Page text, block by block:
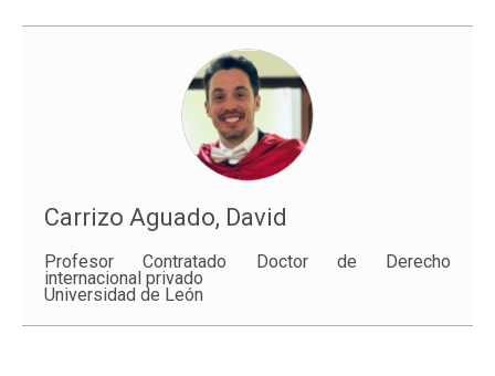
Carrizo Aguado, David
Profesor Contratado Doctor de Derecho
internacional privado
Universidad de León